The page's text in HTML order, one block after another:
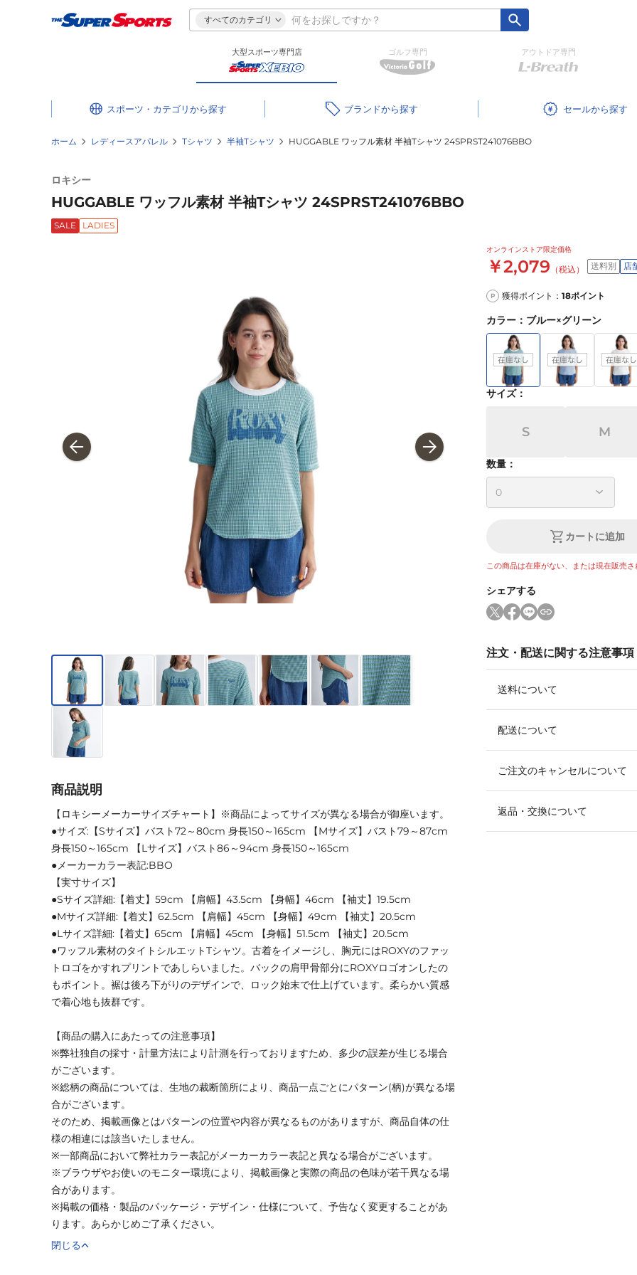
すべてのカテゴリ
大型スポーツ専門店 ゴルフ専門 アウトドア専門
スポーツ・カテゴリ ブランド セール
ホーム レディースアパレル Tシャツ 半袖Tシャツ HUGGABLE ワッフル素材 半袖Tシャツ 24SPRST241076BBO
ロキシー
HUGGABLE ワッフル素材 半袖Tシャツ 24SPRST241076BBO
SALE LADIES
オンラインストア限定価格
￥2,079 （税込） 送料別 店
P 獲得ポイント： 18ポイント
カラー ： ブルー×グリーン
サイズ：
S M
数量：
カートに追加
この商品は在庫がない、または現在販売さ
シェアする
注文・配送に関する注意事項
送料について
配送について
ご注文のキャンセルについて
返品・交換について
商品説明
【ロキシーメーカーサイズチャート】※商品によってサイズが異なる場合が御座います。
●サイズ:【Sサイズ】バスト72～80cm 身長150～165cm 【Mサイズ】バスト79～87cm
身長150～165cm 【Lサイズ】バスト86～94cm 身長150～165cm
●メーカーカラー表記:BBO
【実寸サイズ】
●Sサイズ詳細:【着丈】59cm 【肩幅】43.5cm 【身幅】46cm 【袖丈】19.5cm
●Mサイズ詳細:【着丈】62.5cm 【肩幅】45cm 【身幅】49cm 【袖丈】20.5cm
●Lサイズ詳細:【着丈】65cm 【肩幅】45cm 【身幅】51.5cm 【袖丈】20.5cm
●ワッフル素材のタイトシルエットTシャツ。古着をイメージし、胸元にはROXYのファッ
トロゴをかすれプリントであしらいました。バックの肩甲骨部分にROXYロゴオンしたの
もポイント。裾は後ろ下がりのデザインで、ロック始末で仕上げています。柔らかい質感
で着心地も抜群です。
【商品の購入にあたっての注意事項】
※弊社独自の採寸・計量方法により計測を行っておりますため、多少の誤差が生じる場合
がございます。
※総柄の商品については、生地の裁断箇所により、商品一点ごとにパターン(柄)が異なる場
合がございます。
そのため、掲載画像とはパターンの位置や内容が異なるものがありますが、商品自体の仕
様の相違には該当いたしません。
※一部商品において弊社カラー表記がメーカーカラー表記と異なる場合がございます。
※ブラウザやお使いのモニター環境により、掲載画像と実際の商品の色味が若干異なる場
合があります。
※掲載の価格・製品のパッケージ・デザイン・仕様について、予告なく変更することがあ
ります。あらかじめご了承ください。
閉じる